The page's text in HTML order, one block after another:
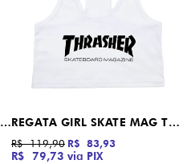
REGATA GIRL SKATE MAG THRASHER ROSA REGATA GIRL SKATE MAG THRASHER BRANCO
R$ 79,73 via PIX
R$ 119,90 R$ 83,93